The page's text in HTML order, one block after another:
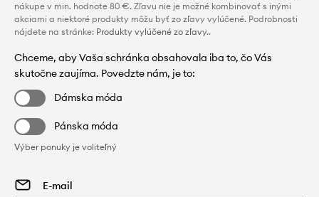
nákupe v min. hodnote 80 €. Zľavu nie je možné kombinovať s inými
akciami a niektoré produkty môžu byť zo zľavy vylúčené. Podrobnosti
nájdete na stránke: Produkty vylúčené zo zľavy..
Chceme, aby Vaša schránka obsahovala iba to, čo Vás
skutočne zaujíma. Povedzte nám, je to:
Dámska móda
Pánska móda
Výber ponuky je voliteľný